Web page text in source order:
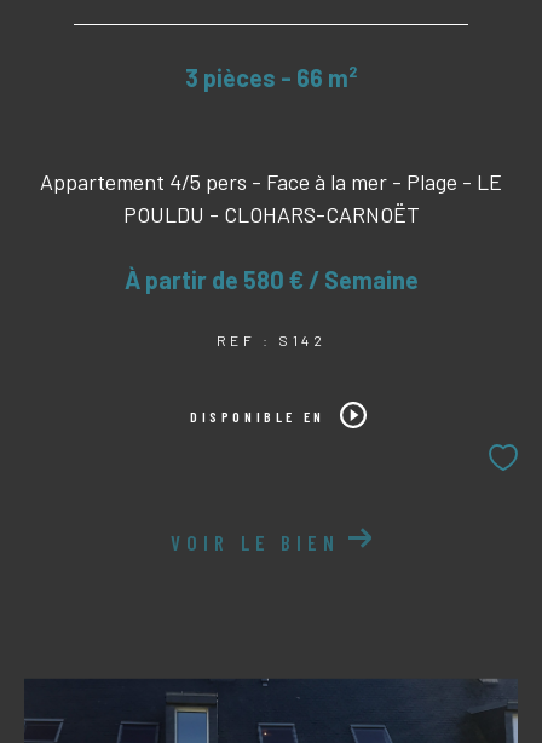
3 pièces - 66 m²
Appartement 4/5 pers - Face à la mer - Plage - LE
POULDU - CLOHARS-CARNOËT
À partir de 580 € / Semaine
REF : S142
DISPONIBLE EN
VOIR LE BIEN